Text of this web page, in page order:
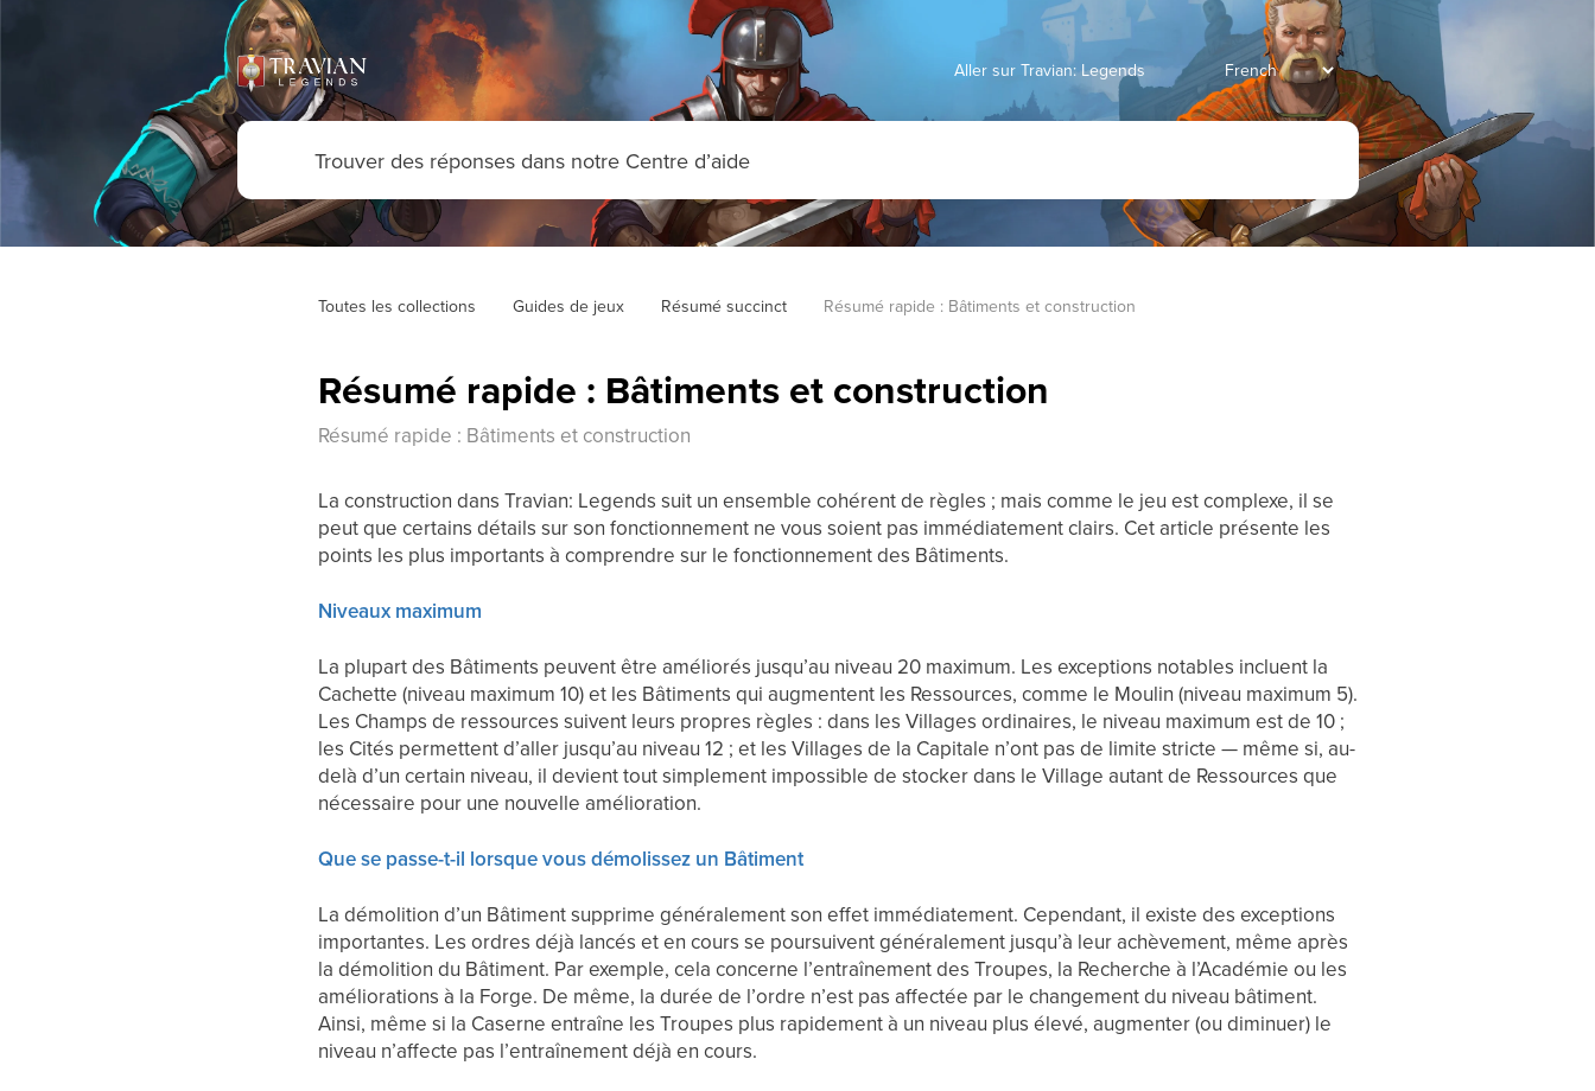
Aller sur Travian: Legends
Toutes les collections Guides de jeux Résumé succinct Résumé rapide : Bâtiments et construction
Résumé rapide : Bâtiments et construction
Résumé rapide : Bâtiments et construction
La construction dans Travian: Legends suit un ensemble cohérent de règles ; mais comme le jeu est complexe, il se
peut que certains détails sur son fonctionnement ne vous soient pas immédiatement clairs. Cet article présente les
points les plus importants à comprendre sur le fonctionnement des Bâtiments.
Niveaux maximum
La plupart des Bâtiments peuvent être améliorés jusqu’au niveau 20 maximum. Les exceptions notables incluent la
Cachette (niveau maximum 10) et les Bâtiments qui augmentent les Ressources, comme le Moulin (niveau maximum 5).
Les Champs de ressources suivent leurs propres règles : dans les Villages ordinaires, le niveau maximum est de 10 ;
les Cités permettent d’aller jusqu’au niveau 12 ; et les Villages de la Capitale n’ont pas de limite stricte — même si, au-
delà d’un certain niveau, il devient tout simplement impossible de stocker dans le Village autant de Ressources que
nécessaire pour une nouvelle amélioration.
Que se passe-t-il lorsque vous démolissez un Bâtiment
La démolition d’un Bâtiment supprime généralement son effet immédiatement. Cependant, il existe des exceptions
importantes. Les ordres déjà lancés et en cours se poursuivent généralement jusqu’à leur achèvement, même après
la démolition du Bâtiment. Par exemple, cela concerne l’entraînement des Troupes, la Recherche à l’Académie ou les
améliorations à la Forge. De même, la durée de l’ordre n’est pas affectée par le changement du niveau bâtiment.
Ainsi, même si la Caserne entraîne les Troupes plus rapidement à un niveau plus élevé, augmenter (ou diminuer) le
niveau n’affecte pas l’entraînement déjà en cours.